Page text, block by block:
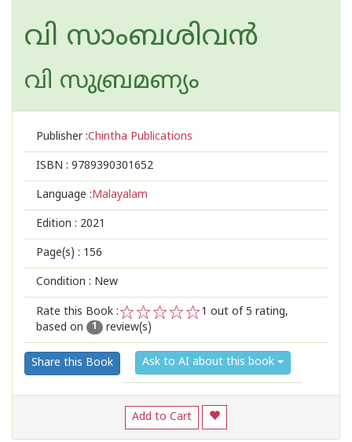
വി സാംബശിവന്‍
വി സുബ്രമണ്യം
Publisher :Chintha Publications
ISBN : 9789390301652
Language :Malayalam
Edition : 2021
Page(s) : 156
Condition : New
Rate this Book :
2
1
1 out of 5 rating,
based on
1 review(s)
Share this Book Ask to AI about this book
Add to Cart